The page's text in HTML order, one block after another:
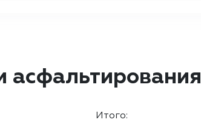
асфальтирования
Итого: